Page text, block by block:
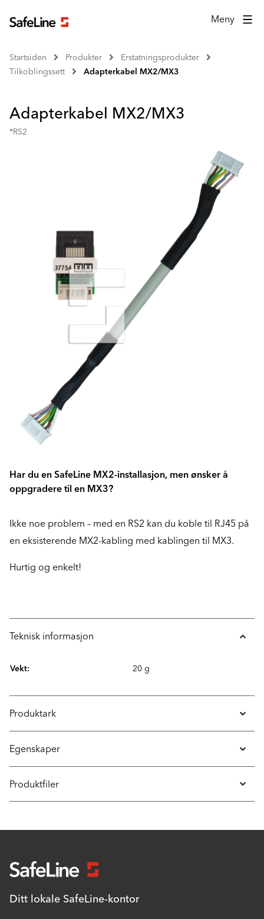
Meny
Startsiden Produkter
Erstatningsprodukter
Tilkoblingssett
Adapterkabel MX2/MX3
Adapterkabel MX2/MX3
*RS2
Har du en SafeLine MX2-installasjon, men ønsker å
oppgradere til en MX3?
Ikke noe problem – med en RS2 kan du koble til RJ45 på
en eksisterende MX2-kabling med kablingen til MX3.
Hurtig og enkelt!
Teknisk informasjon
Vekt: 20 g
Produktark
Egenskaper
Produktfiler
Ditt lokale SafeLine-kontor